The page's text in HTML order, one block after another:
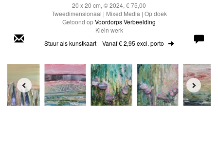
20 x 20 cm, © 2024, € 75,00
Tweedimensionaal | Mixed Media | Op doek
Getoond opVoordorps Verbeelding
Klein werk
Stuur als kunstkaart Vanaf € 2,95 excl. porto